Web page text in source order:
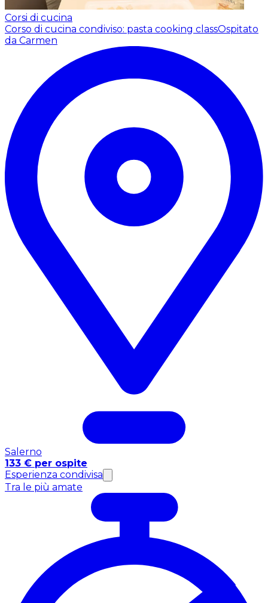
Corsi di cucina
Corso di cucina condiviso: pasta cooking classOspitato
da Carmen
Salerno
133 € per ospite
Esperienza condivisa
Tra le più amate